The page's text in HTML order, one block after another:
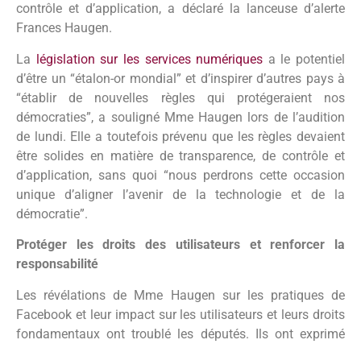
contrôle et d’application, a déclaré la lanceuse d’alerte
Frances Haugen.
La législation sur les services numériques a le potentiel
d’être un “étalon-or mondial” et d’inspirer d’autres pays à
“établir de nouvelles règles qui protégeraient nos
démocraties”, a souligné Mme Haugen lors de l’audition
de lundi. Elle a toutefois prévenu que les règles devaient
être solides en matière de transparence, de contrôle et
d’application, sans quoi “nous perdrons cette occasion
unique d’aligner l’avenir de la technologie et de la
démocratie”.
Protéger les droits des utilisateurs et renforcer la
responsabilité
Les révélations de Mme Haugen sur les pratiques de
Facebook et leur impact sur les utilisateurs et leurs droits
fondamentaux ont troublé les députés. Ils ont exprimé